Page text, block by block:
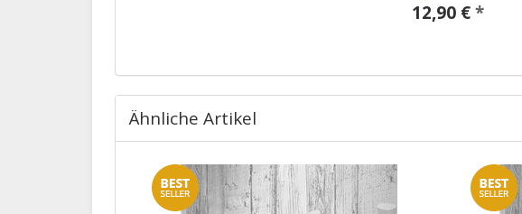
12,90 € *
Ähnliche Artikel